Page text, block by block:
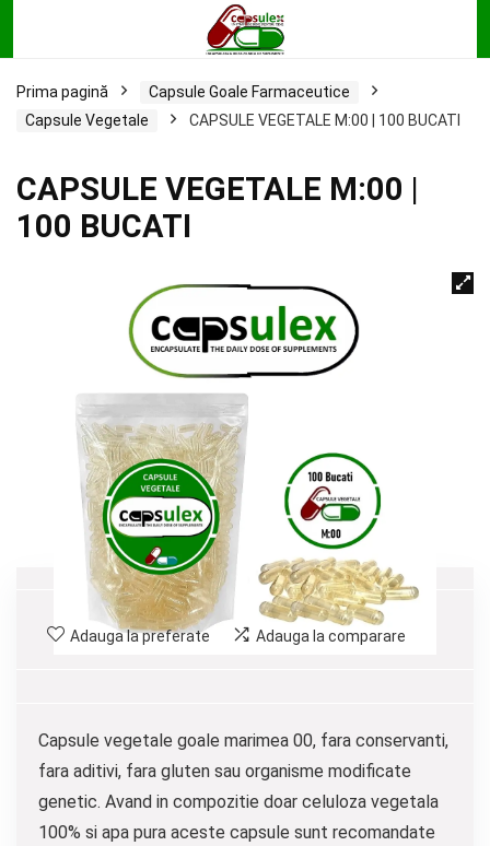
Prima pagină
Capsule Goale Farmaceutice
Capsule Vegetale
CAPSULE VEGETALE M:00 | 100 BUCATI
CAPSULE VEGETALE M:00 |
100 BUCATI
Adauga la preferate Adauga la comparare
Capsule vegetale goale marimea 00, fara conservanti,
fara aditivi, fara gluten sau organisme modificate
genetic. Avand in compozitie doar celuloza vegetala
100% si apa pura aceste capsule sunt recomandate